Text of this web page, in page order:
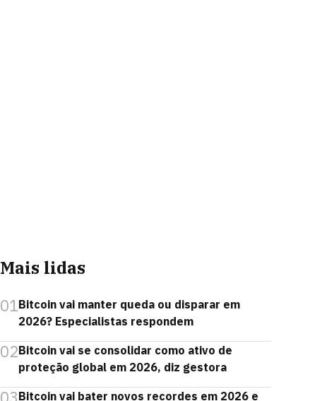
Mais lidas
01Bitcoin vai manter queda ou disparar em
2026? Especialistas respondem
02Bitcoin vai se consolidar como ativo de
proteção global em 2026, diz gestora
Bitcoin vai bater novos recordes em 2026 e